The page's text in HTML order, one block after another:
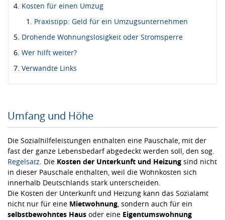
Kosten für einen Umzug
Praxistipp: Geld für ein Umzugsunternehmen
Drohende Wohnungslosigkeit oder Stromsperre
Wer hilft weiter?
Verwandte Links
Umfang und Höhe
Die Sozialhilfeleistungen enthalten eine Pauschale, mit der
fast der ganze Lebensbedarf abgedeckt werden soll, den sog.
Regelsatz . Die Kosten der Unterkunft und Heizung sind nicht
in dieser Pauschale enthalten, weil die Wohnkosten sich
innerhalb Deutschlands stark unterscheiden.
Die Kosten der Unterkunft und Heizung kann das Sozialamt
nicht nur für eine Mietwohnung , sondern auch für ein
selbstbewohntes Haus oder eine Eigentumswohnung